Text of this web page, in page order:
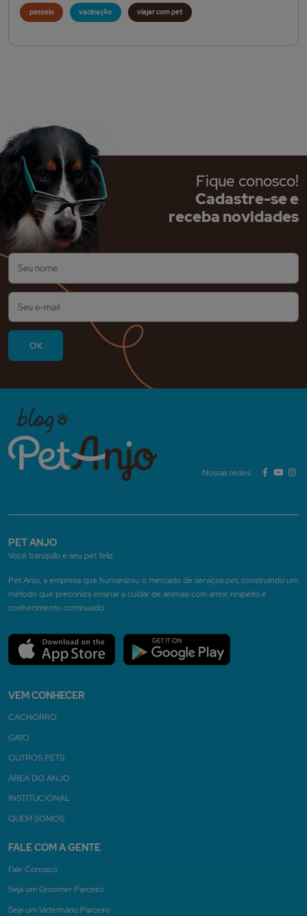
passeio vacinação viajar com pet
Fique conosco!
Cadastre-se e
receba novidades
Nossas redes:
PET ANJO
Você tranquilo e seu pet feliz.
Pet Anjo, a empresa que humanizou o mercado de serviços pet, construindo um
método que preconiza ensinar a cuidar de animais com amor, respeito e
conhecimento continuado.
VEM CONHECER
CACHORRO
GATO
OUTROS PETS
ÁREA DO ANJO
INSTITUCIONAL
QUEM SOMOS
FALE COM A GENTE
Fale Conosco
Seja um Groomer Parceiro
Seja um Veterinário Parceiro